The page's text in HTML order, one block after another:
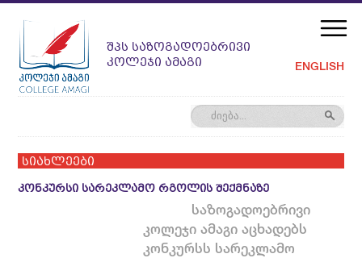
ᲨᲞᲡ ᲡᲐᲖᲝᲒᲐᲓᲝᲔᲑᲠᲘᲕᲘ
ᲙᲝᲚᲔᲯᲘ ᲐᲛᲐᲒᲘ
ENGLISH
სიახლეები
ᲙᲝᲜᲙᲣᲠᲡᲘ ᲡᲐᲠᲔᲙᲚᲐᲛᲝ ᲠᲒᲝᲚᲘᲡ ᲨᲔᲥᲛᲜᲐᲖᲔ
საზოგადოებრივი
კოლეჯი ამაგი აცხადებს
კონკურსს სარეკლამო